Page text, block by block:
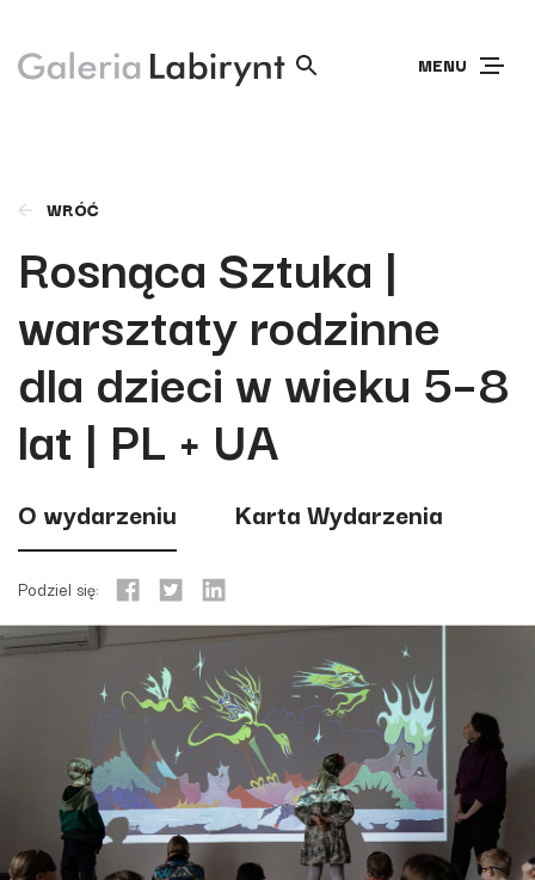
MENU
WRÓĆ
Rosnąca Sztuka |
warsztaty rodzinne
dla dzieci w wieku 5–8
lat | PL + UA
O wydarzeniu Karta Wydarzenia
Podziel się: